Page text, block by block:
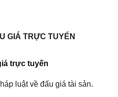
GIÁ TRỰC TUYẾN
trực tuyến
luật về đấu giá tài sản.